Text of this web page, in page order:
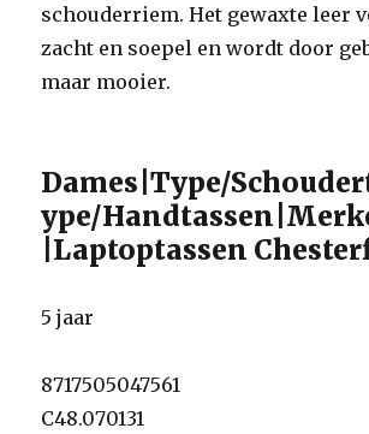
schouderriem. Het gewaxte leer
zacht en soepel en wordt door
maar mooier.
Dames|Type/
ype/
|Laptoptassen
5 jaar
8717505047561
C48.070131